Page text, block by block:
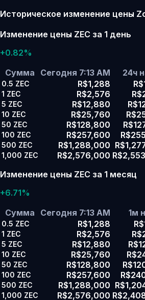
Историческое изменение цены
Изменение цены ZEC за 1 день
+0.82%
Сумма
Сегодня 7:13 AM 24ч
0.5 ZEC R$1,288
1 ZEC R$2,576
5 ZEC R$12,880
10 ZEC R$25,760
50 ZEC R$128,800
100 ZEC R$257,600
500 ZEC R$1,288,000
1,000 ZEC R$2,576,000
Изменение цены ZEC за 1 месяц
+6.71%
Сумма
Сегодня 7:13 AM 1м
0.5 ZEC R$1,288
1 ZEC R$2,576
5 ZEC R$12,880
10 ZEC R$25,760
50 ZEC R$128,800
100 ZEC R$257,600
500 ZEC R$1,288,000
1,000 ZEC R$2,576,000